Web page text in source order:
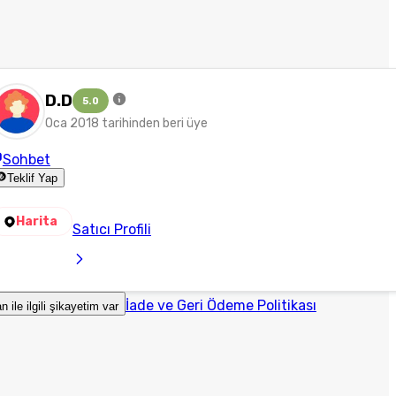
D.D 5.0
Oca 2018 tarihinden beri üye
Sohbet
Teklif Yap
Harita Satıcı Profili
ile ilgili şikayetim var İade ve Geri Ödeme Politikası